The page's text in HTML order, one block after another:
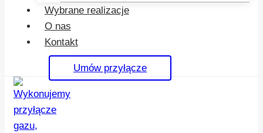
Wybrane realizacje
O nas
Kontakt
Umów przyłącze